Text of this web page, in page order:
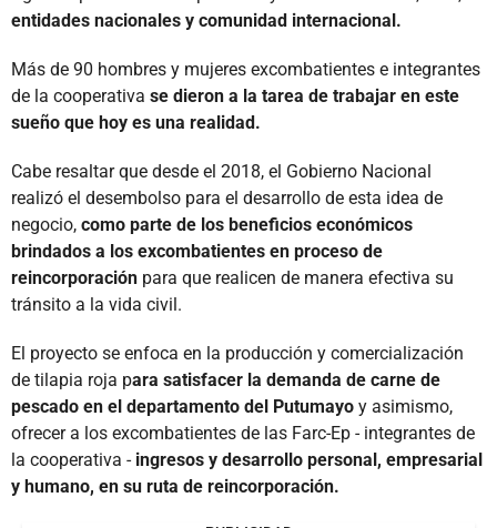
entidades nacionales y comunidad internacional.
Más de 90 hombres y mujeres excombatientes e integrantes
de la cooperativa se dieron a la tarea de trabajar en este
sueño que hoy es una realidad.
Cabe resaltar que desde el 2018, el Gobierno Nacional
realizó el desembolso para el desarrollo de esta idea de
negocio, como parte de los beneficios económicos
brindados a los excombatientes en proceso de
reincorporación para que realicen de manera efectiva su
tránsito a la vida civil.
El proyecto se enfoca en la producción y comercialización
de tilapia roja para satisfacer la demanda de carne de
pescado en el departamento del Putumayo y asimismo,
ofrecer a los excombatientes de las Farc-Ep - integrantes de
la cooperativa - ingresos y desarrollo personal, empresarial
y humano, en su ruta de reincorporación.